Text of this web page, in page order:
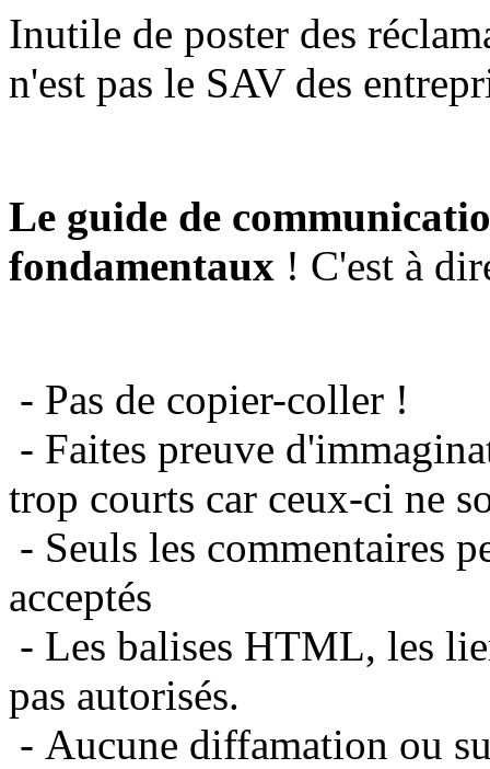
Inutile de poster des
n'est pas le SAV des
Le guide de
fondamentaux ! C'est à
- Pas de copier-coller !
- Faites preuve
trop courts car ceux-ci ne
- Seuls les commentaires
acceptés
- Les balises HTML, les
pas autorisés.
- Aucune diffamation ou